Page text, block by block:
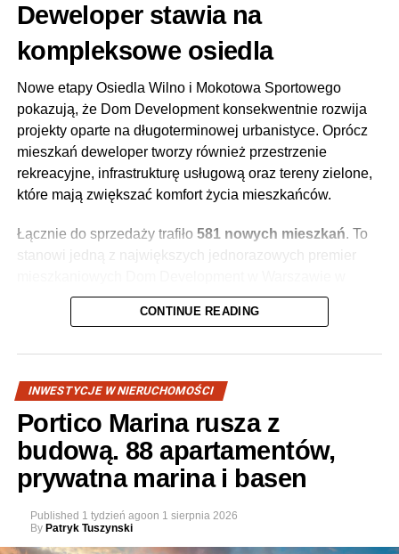
Deweloper stawia na
kompleksowe osiedla
Nowe etapy Osiedla Wilno i Mokotowa Sportowego
pokazują, że Dom Development konsekwentnie rozwija
projekty oparte na długoterminowej urbanistyce. Oprócz
mieszkań deweloper tworzy również przestrzenie
rekreacyjne, infrastrukturę usługową oraz tereny zielone,
które mają zwiększać komfort życia mieszkańców.
Łącznie do sprzedaży trafiło 581 nowych mieszkań. To
stanowi jedną z największych jednorazowych premier
ostatnich miesiącach.
CONTINUE READING
INWESTYCJE W NIERUCHOMOŚCI
Portico Marina rusza z
budową. 88 apartamentów,
prywatna marina i basen
Published 1 tydzień agoon 1 sierpnia 2026
By Patryk Tuszynski